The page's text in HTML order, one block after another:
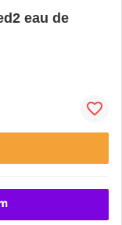
eau de